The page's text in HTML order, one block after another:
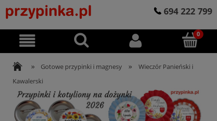
694 222 799
» Gotowe przypinki i magnesy »
Wieczór Panieński i
Kawalerski